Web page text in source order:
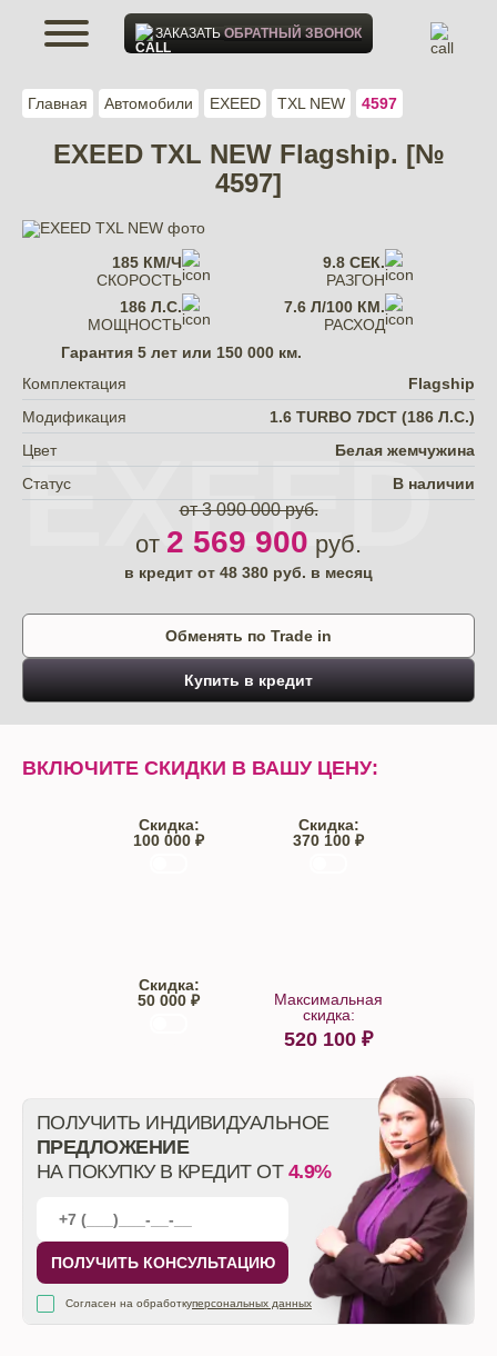
Главная Автомобили EXEED TXL NEW 4597
EXEED TXL NEW Flagship. [№
4597]
EXEED
Гарантия 5 лет или 150 000 км.
Комплектация
Flagship
Модификация
1.6 TURBO 7DCT (186 Л.С.)
Цвет
Белая жемчужина
Статус
В наличии
от 3 090 000 руб.
от 2 569 900 руб.
в кредит от 48 380 руб. в месяц
185 КМ/Ч
СКОРОСТЬ
9.8 СЕК.
РАЗГОН
186 Л.С.
МОЩНОСТЬ
7.6 Л/100 КМ.
РАСХОД
Обменять по Trade in
Купить в кредит
ВКЛЮЧИТЕ СКИДКИ В ВАШУ ЦЕНУ:
Скидка:
100 000 ₽
Скидка:
370 100 ₽
Скидка:
50 000 ₽
Максимальная
скидка:
520 100 ₽
ПОЛУЧИТЬ ИНДИВИДУАЛЬНОЕ
ПРЕДЛОЖЕНИЕ
НА ПОКУПКУ В КРЕДИТ ОТ 4.9%
ПОЛУЧИТЬ КОНСУЛЬТАЦИЮ
Согласен на обработкуперсональных данных
ЗАКАЗАТЬОБРАТНЫЙ ЗВОНОК